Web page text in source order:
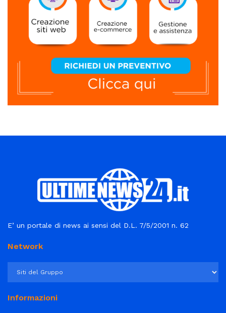
E’ un portale di news ai sensi del D.L. 7/5/2001 n. 62
Network
Informazioni